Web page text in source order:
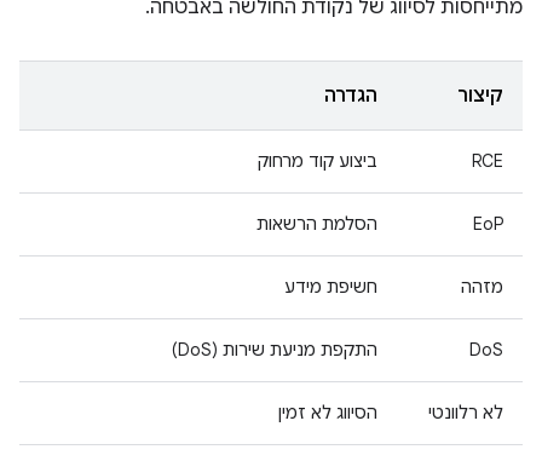
מתייחסות לסיווג של נקודת החולשה באבטחה.
קיצור הגדרה
RCE ביצוע קוד מרחוק
EoP הסלמת הרשאות
מזהה חשיפת מידע
DoS התקפת מניעת שירות (DoS)
לא רלוונטי הסיווג לא זמין